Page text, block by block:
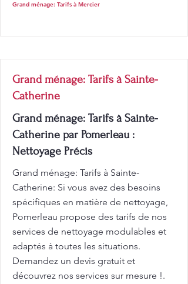
Grand ménage: Tarifs à Mercier
Grand ménage: Tarifs à Sainte-
Catherine
Grand ménage: Tarifs à Sainte-
Catherine par Pomerleau :
Nettoyage Précis
Grand ménage: Tarifs à Sainte-
Catherine: Si vous avez des besoins
spécifiques en matière de nettoyage,
Pomerleau propose des tarifs de nos
services de nettoyage modulables et
adaptés à toutes les situations.
Demandez un devis gratuit et
découvrez nos services sur mesure !.